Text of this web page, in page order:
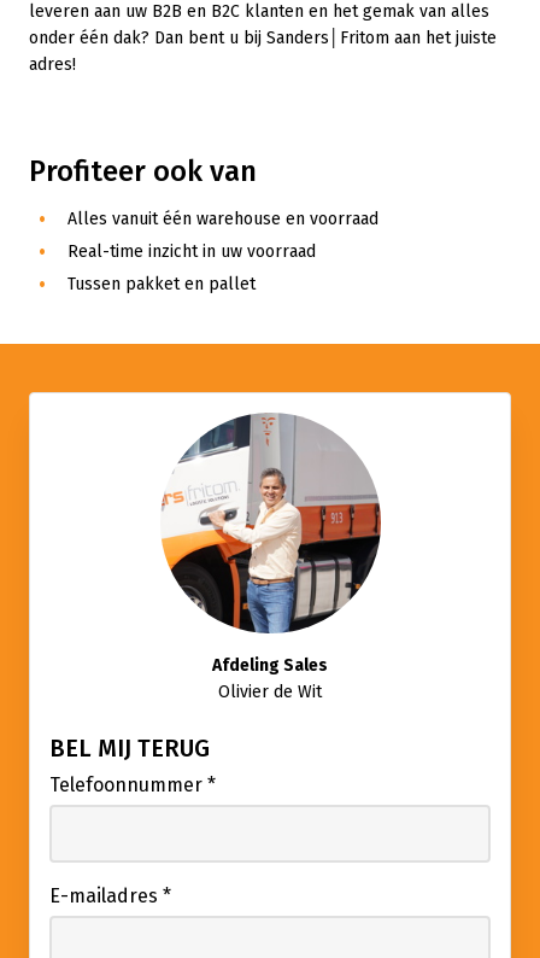
leveren aan uw B2B en B2C klanten en het gemak van alles
onder één dak? Dan bent u bij Sanders│Fritom aan het juiste
adres!
Profiteer ook van
Alles vanuit één warehouse en voorraad
Real-time inzicht in uw voorraad
Tussen pakket en pallet
Afdeling Sales
Olivier de Wit
BEL MIJ TERUG
Telefoonnummer *
E-mailadres *